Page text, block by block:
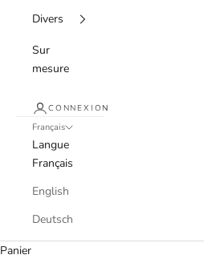
Divers
Sur
mesure
CONNEXION
Français
Langue
Français
English
Deutsch
Panier